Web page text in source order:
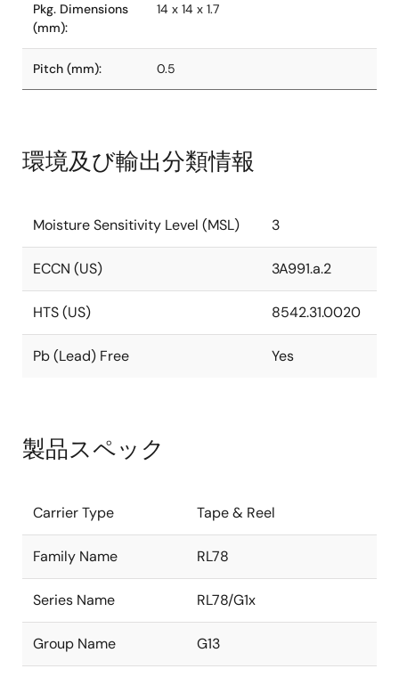
Pkg. Dimensions
(mm):
14 x 14 x 1.7
Pitch (mm): 0.5
環境及び輸出分類情報
Moisture Sensitivity Level (MSL) 3
ECCN (US) 3A991.a.2
HTS (US) 8542.31.0020
Pb (Lead) Free Yes
製品スペック
Carrier Type Tape & Reel
Family Name RL78
Series Name RL78/G1x
Group Name G13